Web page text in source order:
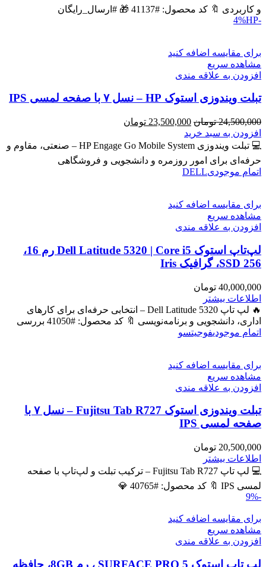
است.
و کاربردی 🔖 کد محصول: #41137 🎁 #ارسال_رایگان
-4%
HP
برای مقایسه اضافه کنید
مشاهده سریع
افزودن به علاقه مندی
تبلت ویندوزی استوک HP – نسل ۷ با صفحه لمسی IPS
24,500,000 تومان قیمت
اصلی
24,500,000 تومان
23,500,000 تومان
23,500,000 تومان
افزودن به سبد خرید
💻 تبلت ویندوزی HP Engage Go Mobile System – صنعتی، مقاوم و
حرفه‌ای برای امور روزمره و دانشجویی و فروشگاهی
اتمام موجودیDELL
برای مقایسه اضافه کنید
مشاهده سریع
افزودن به علاقه مندی
لپ‌تاپ استوک Dell Latitude 5320 | Core i5 رم 16،
SSD 256، گرافیک Iris
40,000,000 تومان
اطلاعات بیشتر
🔥 لپ تاپ Dell Latitude 5320 – انتخابی حرفه‌ای برای کارهای
اداری، دانشجویی و برنامه‌نویسی 🔖 کد محصول: #41050 بررسی
اتمام موجودیفوجیتسو
برای مقایسه اضافه کنید
مشاهده سریع
افزودن به علاقه مندی
تبلت ویندوزی استوک Fujitsu Tab R727 – نسل ۷ با
صفحه لمسی IPS
20,500,000 تومان
اطلاعات بیشتر
💻 لپ تاپ Fujitsu Tab R727 – ترکیب تبلت و لپ‌تاپ با صفحه
لمسی IPS 🔖 کد محصول: #40765 💎
-9%
برای مقایسه اضافه کنید
مشاهده سریع
افزودن به علاقه مندی
لپ تاپ استوک SURFACE PRO 5 ، رم 8GB، حافظه